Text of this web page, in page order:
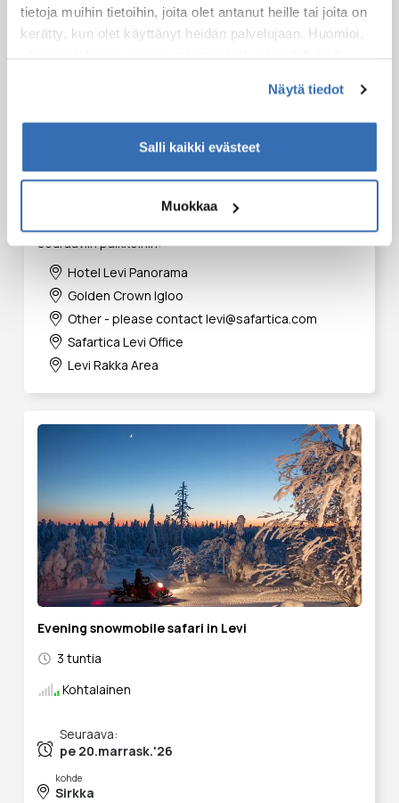
tietoja muihin tietoihin, joita olet antanut heille tai joita on
kerätty, kun olet käyttänyt heidän palvelujaan. Huomioi,
Näytä tiedot
Salli kaikki evästeet
Muokkaa
Tätä elämystä varten tarjoamme kuljetuksen
seuraaviin paikkoihin:
Hotel Levi Panorama
Golden Crown Igloo
Other - please contact levi@safartica.com
Safartica Levi Office
Levi Rakka Area
Evening snowmobile safari in Levi
3 tuntia
Kohtalainen
Seuraava:
pe 20.marrask.'26
kohde
Sirkka